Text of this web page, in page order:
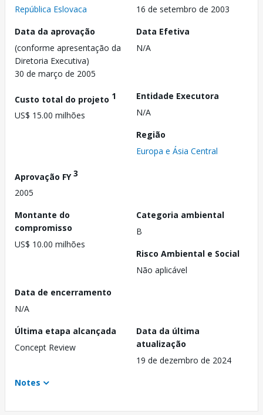
República Eslovaca
16 de setembro de 2003
Data da aprovação
(conforme apresentação da
Diretoria Executiva)
30 de março de 2005
Data Efetiva
N/A
Custo total do projeto 1
US$ 15.00 milhões
Entidade Executora
N/A
Região
Europa e Ásia Central
Aprovação FY3
2005
Montante do
compromisso
US$ 10.00 milhões
Categoria ambiental
B
Risco Ambiental e Social
Não aplicável
Data de encerramento
N/A
Última etapa alcançada
Concept Review
Data da última
atualização
19 de dezembro de 2024
Notes